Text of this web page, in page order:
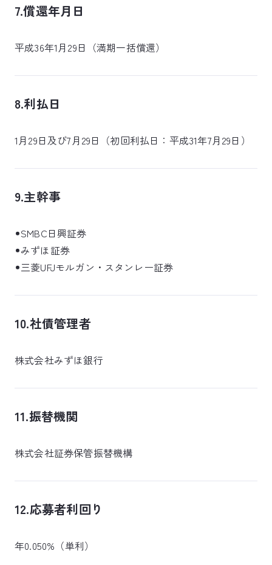
7.償還年月日
平成36年1月29日（満期一括償還）
8.利払日
1月29日及び7月29日（初回利払日：平成31年7月29日）
9.主幹事
SMBC日興証券
みずほ証券
三菱UFJモルガン・スタンレー証券
10.社債管理者
株式会社みずほ銀行
11.振替機関
株式会社証券保管振替機構
12.応募者利回り
年0.050%（単利）